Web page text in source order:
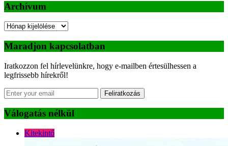
Archívum
Archívum
Maradjon kapcsolatban
Iratkozzon fel hírlevelünkre, hogy e-mailben értesülhessen a
legfrissebb hírekről!
Feliratkozás
Válogatás nélkül
Kitekintő